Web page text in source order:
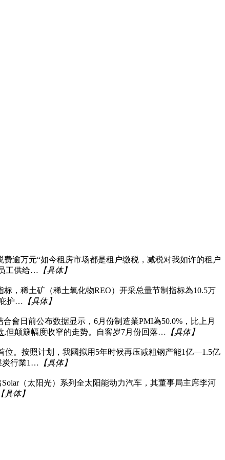
逾万元“如今租房市场都是租户缴税，减税对我如许的租户
工供给… 【具体】
稀土矿（稀土氧化物REO）开采总量节制指标為10.5万
护… 【具体】
日前公布数据显示，6月份制造業PMI為50.0%，比上月
,但颠簸幅度收窄的走势。自客岁7月份回落… 【具体】
。按照计划，我國拟用5年时候再压减粗钢产能1亿—1.5亿
炭行業1… 【具体】
（太阳光）系列全太阳能动力汽车，其董事局主席李河
【具体】